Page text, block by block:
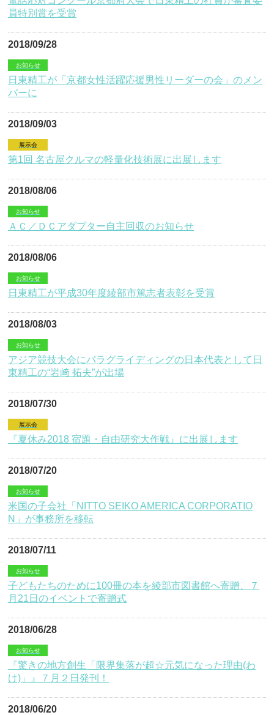
員特別賞を受賞
2018/09/28
お知らせ
日東精工が「京都女性活躍応援男性リーダーの会」のメン
バーに
2018/09/03
展示会
第1回 名古屋クルマの軽量化技術展に出展します
2018/08/06
お知らせ
ＡＣ／ＤＣアダプター自主回収のお知らせ
2018/08/06
お知らせ
日東精工が平成30年度綾部市篤志者表彰を受賞
2018/08/03
お知らせ
アジア競技大会にパラグライディングの日本代表として日
東精工の“岩﨑 拓夫”が出場
2018/07/30
展示会
『夏休み2018 宿題・自由研究大作戦』に出展します
2018/07/20
お知らせ
米国の子会社「NITTO SEIKO AMERICA CORPORATIO
N」が事務所を移転
2018/07/11
お知らせ
子どもたちのために100冊の本を綾部市図書館へ寄贈、７
月21日のイベントで寄贈式
2018/06/28
お知らせ
『驚きの地方創生「限界集落が超☆元気になった理由(わ
け)」』７月２日発刊！
2018/06/20